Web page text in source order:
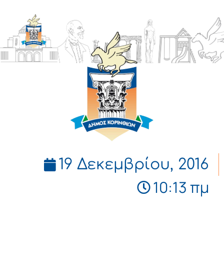
ΔΗΜΟΣ
ΚΟΡΙΝΘΙΩΝ
19 Δεκεμβρίου, 2016
10:13 πμ